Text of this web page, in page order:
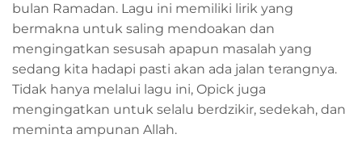
bulan Ramadan. Lagu ini memiliki lirik yang
bermakna untuk saling mendoakan dan
mengingatkan sesusah apapun masalah yang
sedang kita hadapi pasti akan ada jalan terangnya.
Tidak hanya melalui lagu ini, Opick juga
mengingatkan untuk selalu berdzikir, sedekah, dan
meminta ampunan Allah.